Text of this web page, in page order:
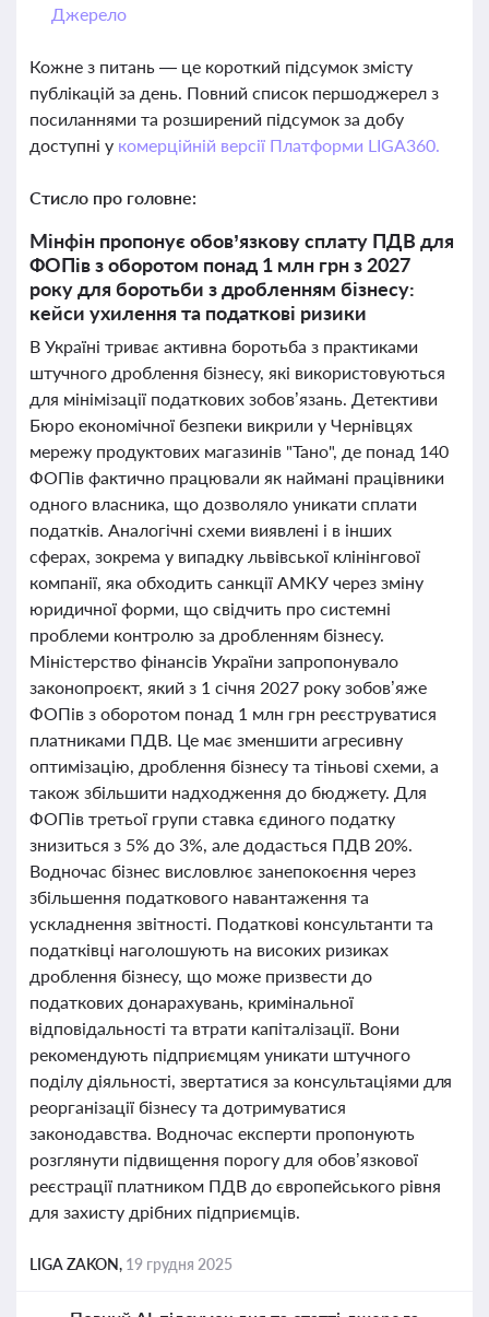
Джерело
Кожне з питань — це короткий підсумок змісту
публікацій за день. Повний список першоджерел з
посиланнями та розширений підсумок за добу
доступні у комерційній версії Платформи LIGA360.
Стисло про головне:
Мінфін пропонує обов’язкову сплату ПДВ для
ФОПів з оборотом понад 1 млн грн з 2027
року для боротьби з дробленням бізнесу:
кейси ухилення та податкові ризики
В Україні триває активна боротьба з практиками
штучного дроблення бізнесу, які використовуються
для мінімізації податкових зобов’язань. Детективи
Бюро економічної безпеки викрили у Чернівцях
мережу продуктових магазинів "Тано", де понад 140
ФОПів фактично працювали як наймані працівники
одного власника, що дозволяло уникати сплати
податків. Аналогічні схеми виявлені і в інших
сферах, зокрема у випадку львівської клінінгової
компанії, яка обходить санкції АМКУ через зміну
юридичної форми, що свідчить про системні
проблеми контролю за дробленням бізнесу.
Міністерство фінансів України запропонувало
законопроєкт, який з 1 січня 2027 року зобов’яже
ФОПів з оборотом понад 1 млн грн реєструватися
платниками ПДВ. Це має зменшити агресивну
оптимізацію, дроблення бізнесу та тіньові схеми, а
також збільшити надходження до бюджету. Для
ФОПів третьої групи ставка єдиного податку
знизиться з 5% до 3%, але додасться ПДВ 20%.
Водночас бізнес висловлює занепокоєння через
збільшення податкового навантаження та
ускладнення звітності. Податкові консультанти та
податківці наголошують на високих ризиках
дроблення бізнесу, що може призвести до
податкових донарахувань, кримінальної
відповідальності та втрати капіталізації. Вони
рекомендують підприємцям уникати штучного
поділу діяльності, звертатися за консультаціями для
реорганізації бізнесу та дотримуватися
законодавства. Водночас експерти пропонують
розглянути підвищення порогу для обов’язкової
реєстрації платником ПДВ до європейського рівня
для захисту дрібних підприємців.
LIGA ZAKON, 19 грудня 2025